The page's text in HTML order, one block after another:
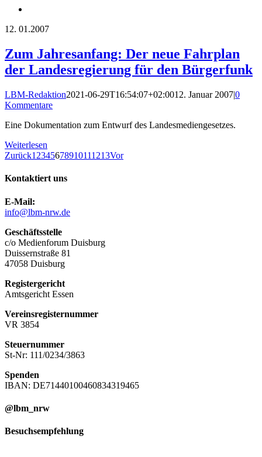
12. 01.2007
Zum Jahresanfang: Der neue Fahrplan
der Landesregierung für den Bürgerfunk
LBM-Redaktion2021-06-29T16:54:07+02:0012. Januar 2007|0
Kommentare
Eine Dokumentation zum Entwurf des Landesmediengesetzes.
Weiterlesen
Zurück1 2345678910111213Vor
Kontaktiert uns
E-Mail:
info@lbm-nrw.de
Geschäftsstelle
c/o Medienforum Duisburg
Duissernstraße 81
47058 Duisburg
Registergericht
Amtsgericht Essen
Vereinsregisternummer
VR 3854
Steuernummer
St-Nr: 111/0234/3863
Spenden
IBAN: DE71440100460834319465
@lbm_nrw
Besuchsempfehlung